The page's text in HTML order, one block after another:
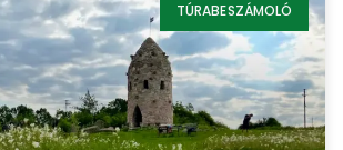
TÚRABESZÁMOLÓ